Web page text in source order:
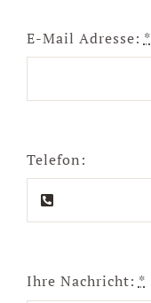
E-Mail Adresse: *
Telefon:
Ihre Nachricht: *